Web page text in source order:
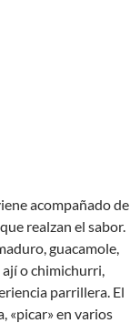
acompañado de
realzan el sabor.
guacamole,
o chimichurri,
parrillera. El
«picar» en varios